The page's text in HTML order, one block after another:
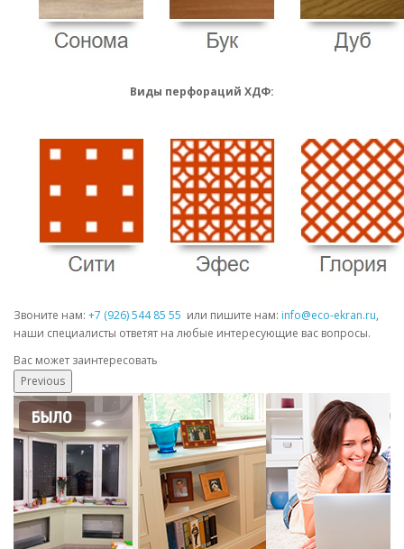
Виды перфораций ХДФ:
Звоните нам: +7 (926) 544 85 55 или пишите нам: info@eco-ekran.ru,
наши специалисты ответят на любые интересующие вас вопросы.
Вас может заинтересовать
Previous